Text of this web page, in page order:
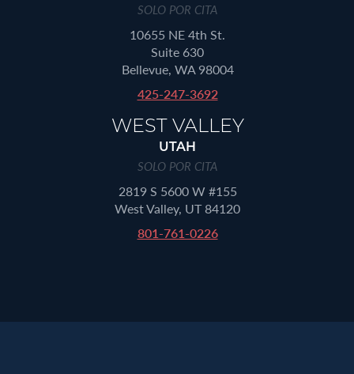
SOLO POR CITA
10655 NE 4th St.
Suite 630
Bellevue, WA 98004
425-247-3692
WEST VALLEY
UTAH
SOLO POR CITA
2819 S 5600 W #155
West Valley, UT 84120
801-761-0226